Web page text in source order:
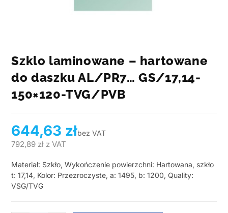
Szklo laminowane – hartowane
do daszku AL/PR7… GS/17,14-
150×120-TVG/PVB
644,63 złbez VAT
792,89 zł z VAT
Materiał: Szkło, Wykończenie powierzchni: Hartowana, szkło
t: 17,14, Kolor: Przezroczyste, a: 1495, b: 1200, Quality:
VSG/TVG